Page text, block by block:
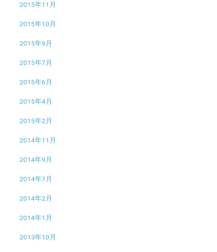
2015年11月
2015年10月
2015年9月
2015年7月
2015年6月
2015年4月
2015年2月
2014年11月
2014年9月
2014年7月
2014年2月
2014年1月
2013年10月